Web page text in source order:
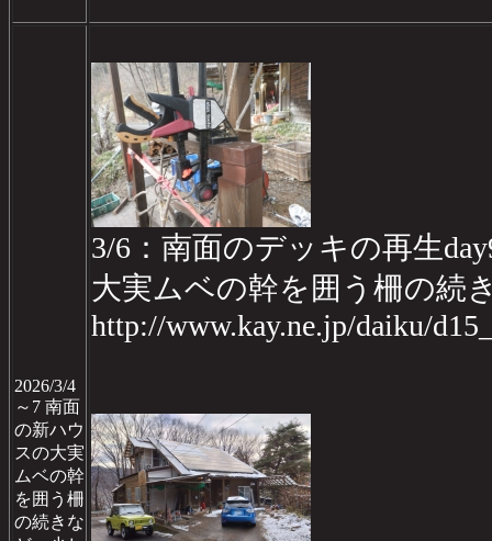
2026/3/4
～7 南面
の新ハウ
スの大実
ムベの幹
を囲う柵
の続きな
3/6：南面のデッキの再生
大実ムベの幹を囲う柵の続
http://www.kay.ne.jp/daiku/